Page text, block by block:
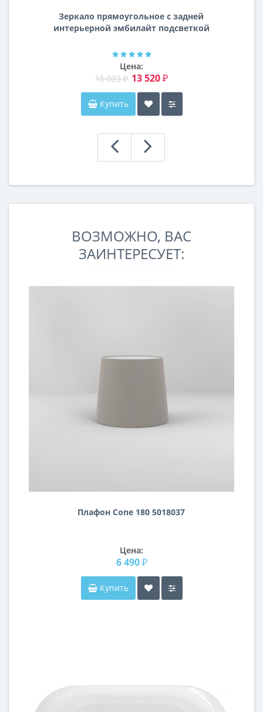
Зеркало прямоугольное с задней
интерьерной эмбилайт подсветкой
Цена:
15 022 ₽ 13 520 ₽
Купить
ВОЗМОЖНО, ВАС
ЗАИНТЕРЕСУЕТ:
Плафон Cone 180 5018037
Цена:
6 490 ₽
Купить